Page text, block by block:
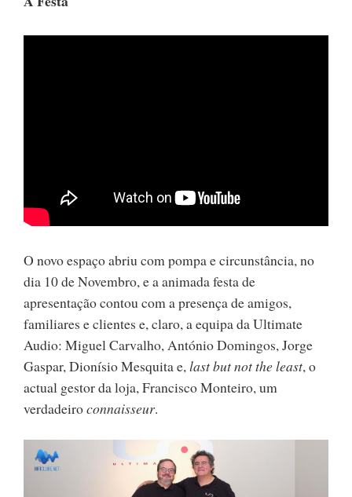
O novo espaço abriu com pompa e circunstância, no
dia 10 de Novembro, e a animada festa de
apresentação contou com a presença de amigos,
familiares e clientes e, claro, a equipa da Ultimate
Audio: Miguel Carvalho, António Domingos, Jorge
Gaspar, Dionísio Mesquita e,last but not the least, o
actual gestor da loja, Francisco Monteiro, um
verdadeiroconnaisseur.